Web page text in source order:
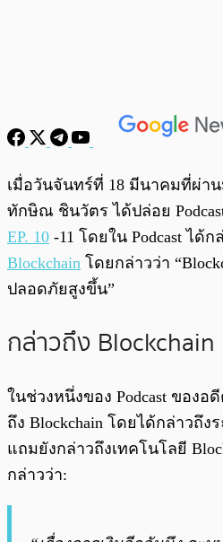
พร้อมเล่น
เมื่อวันจันทร์ที่ 18 มีนาคมที่ผ่า
ทักษิณ ชินวัตร ได้ปล่อย
EP. 10 -11 โดยใน Podcast ได้
Blockchain โดยกล่าวว่า
ปลอดภัยสูงขึ้น”
กล่าวถึง Blockchain
ในช่วงหนึ่งของ Podcast ของ
ถึง Blockchain โดยได้กล่าวถึ
แถมยังกล่าวถึงเทคโนโลยี
กล่าวว่า: